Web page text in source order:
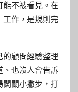
能不被看見。在
工作，是規則完
的顧問經驗整理
、也沒人會告訴
闖關小撇步，打